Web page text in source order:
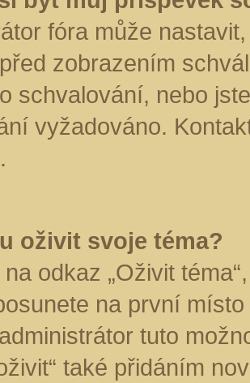
fóra může
zobrazením
schvalování, nebo
vyžadováno.
oživit svoje téma?
odkaz „Oživit
na první
tuto
také přidáním